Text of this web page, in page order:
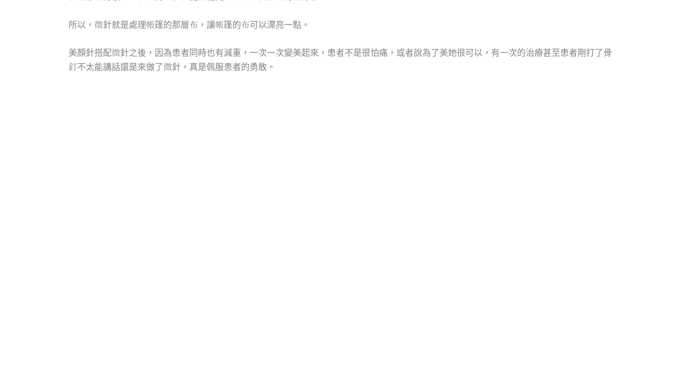
所以，微針就是處理帳篷的那層布，讓帳篷的布可以漂亮一點。
美顏針搭配微針之後，因為患者同時也有減重，一次一次變美起來，患者不是很怕痛，或者說為了美她很可以，有一次的治療甚至患者剛打了骨
釘不太能講話還是來做了微針，真是佩服患者的勇敢。